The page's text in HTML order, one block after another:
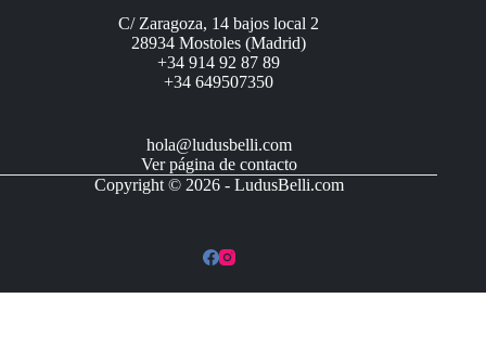
C/ Zaragoza, 14 bajos local 2
28934 Mostoles (Madrid)
+34 914 92 87 89
+34 649507350
hola@ludusbelli.com
Ver página de contacto
Copyright © 2026 - LudusBelli.com